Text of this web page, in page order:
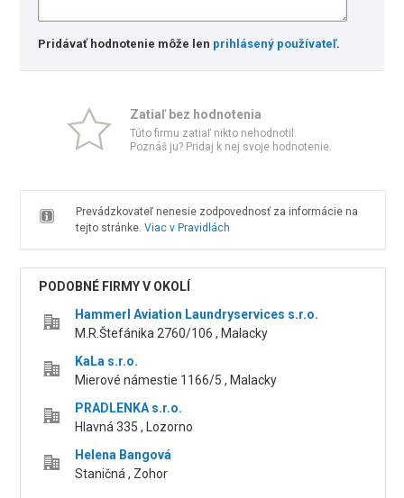
Pridávať hodnotenie môže len prihlásený používateľ.
Zatiaľ bez hodnotenia
Túto firmu zatiaľ nikto nehodnotil.
Poznáš ju? Pridaj k nej svoje hodnotenie.
Prevádzkovateľ nenesie zodpovednosť za informácie na
tejto stránke. Viac v Pravidlách
PODOBNÉ FIRMY V OKOLÍ
Hammerl Aviation Laundryservices s.r.o.
M.R.Štefánika 2760/106 , Malacky
KaLa s.r.o.
Mierové námestie 1166/5 , Malacky
PRADLENKA s.r.o.
Hlavná 335 , Lozorno
Helena Bangová
Staničná , Zohor